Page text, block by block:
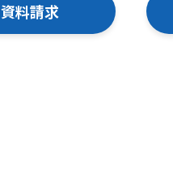
資料請求